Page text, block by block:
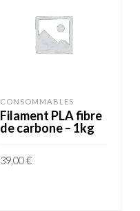
CONSOMMABLES
Filament PLA fibre
de carbone – 1kg
39,00€